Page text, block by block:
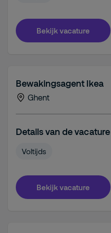
Bekijk vacature
Bewakingsagent Ikea
Ghent
Details van de vacature
Voltijds
Bekijk vacature